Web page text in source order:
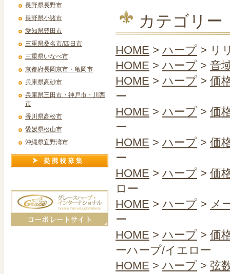
長野県長野市
長野県小諸市
愛知県豊田市
三重県桑名市/四日市
三重県いなべ市
京都府長岡京市・亀岡市
兵庫県高砂市
兵庫県三田市・神戸市・川西
市
香川県高松市
愛媛県松山市
沖縄県宜野湾市
カテゴリー
HOME > ハープ > リ
HOME > ハープ > 音
HOME > ハープ > 価
ー
HOME > ハープ > 価
ー
HOME > ハープ > 価
ー
HOME > ハープ > 価
ロー
HOME > ハープ > メ
ー
HOME > ハープ > 価
ーハープ/イエロー
HOME > ハープ > 弦